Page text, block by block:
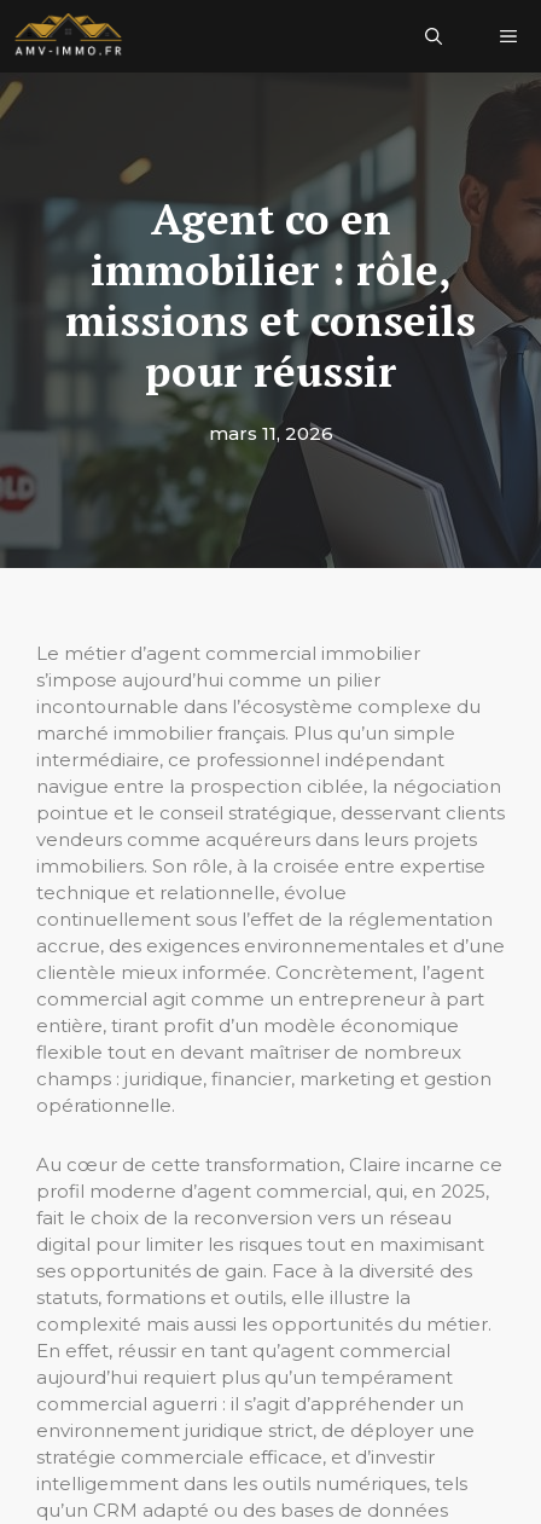
au
Agent co en
immobilier : rôle,
missions et conseils
pour réussir
mars 11, 2026
Le métier d’agent commercial immobilier
s’impose aujourd’hui comme un pilier
incontournable dans l’écosystème complexe du
marché immobilier français. Plus qu’un simple
intermédiaire, ce professionnel indépendant
navigue entre la prospection ciblée, la négociation
pointue et le conseil stratégique, desservant clients
vendeurs comme acquéreurs dans leurs projets
immobiliers. Son rôle, à la croisée entre expertise
technique et relationnelle, évolue
continuellement sous l’effet de la réglementation
accrue, des exigences environnementales et d’une
clientèle mieux informée. Concrètement, l’agent
commercial agit comme un entrepreneur à part
entière, tirant profit d’un modèle économique
flexible tout en devant maîtriser de nombreux
champs : juridique, financier, marketing et gestion
opérationnelle.
Au cœur de cette transformation, Claire incarne ce
profil moderne d’agent commercial, qui, en 2025,
fait le choix de la reconversion vers un réseau
digital pour limiter les risques tout en maximisant
ses opportunités de gain. Face à la diversité des
statuts, formations et outils, elle illustre la
complexité mais aussi les opportunités du métier.
En effet, réussir en tant qu’agent commercial
aujourd’hui requiert plus qu’un tempérament
commercial aguerri : il s’agit d’appréhender un
environnement juridique strict, de déployer une
stratégie commerciale efficace, et d’investir
intelligemment dans les outils numériques, tels
qu’un CRM adapté ou des bases de données